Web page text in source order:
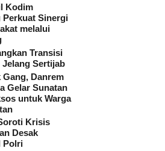
Kodim
Perkuat Sinergi
melalui
Transisi
Jelang Sertijab
Danrem
Gelar Sunatan
untuk Warga
Krisis
Desak
Polri